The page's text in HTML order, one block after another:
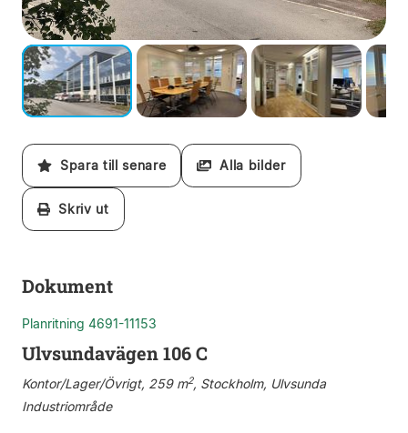
Spara till senare Alla bilder
Skriv ut
Dokument
Planritning 4691-11153
Ulvsundavägen 106 C
Kontor/Lager/Övrigt, 259 m2, Stockholm, Ulvsunda
Industriområde